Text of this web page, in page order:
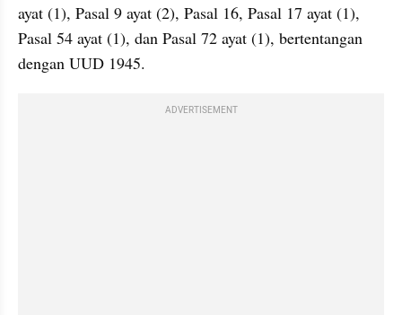
ayat (1), Pasal 9 ayat (2), Pasal 16, Pasal 17 ayat (1),
Pasal 54 ayat (1), dan Pasal 72 ayat (1), bertentangan
dengan UUD 1945.
ADVERTISEMENT